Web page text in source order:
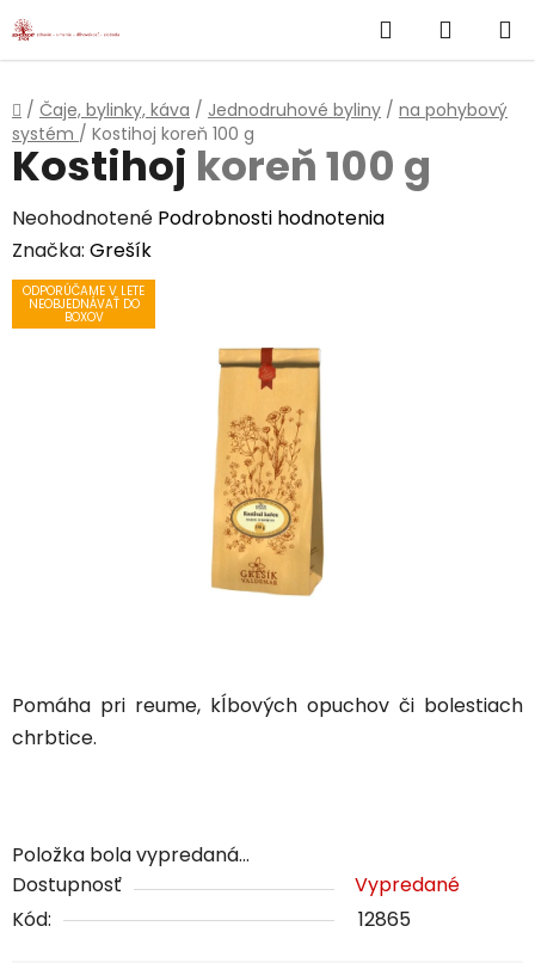
Prejsť
na
Hľadať
KOŠÍK
Domov
/ Čaje, bylinky, káva / Jednodruhové byliny / na pohybový
systém / Kostihoj koreň 100 g
Pomáha pri reume, kĺbových opuchov či bolestiach
chrbtice.
Položka bola vypredaná…
Dostupnosť
Vypredané
Kód:
12865
Kostihoj koreň 100 g
Priemerné
hodnotenie
produktu
Neohodnotené Podrobnosti hodnotenia
Značka: Grešík
ODPORÚČAME V LETE
NEOBJEDNÁVAŤ DO
BOXOV